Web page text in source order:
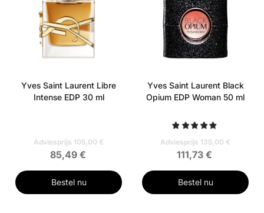
Yves Saint Laurent Libre
Intense EDP 30 ml
Adviesprijs 105,00 €
85,49 €
Bestel nu
Yves Saint Laurent Black
Opium EDP Woman 50 ml
Adviesprijs 135,00 €
111,73 €
Bestel nu